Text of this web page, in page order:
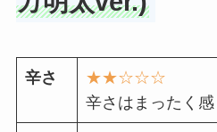
辛さ
★★☆☆☆
辛さはまったく